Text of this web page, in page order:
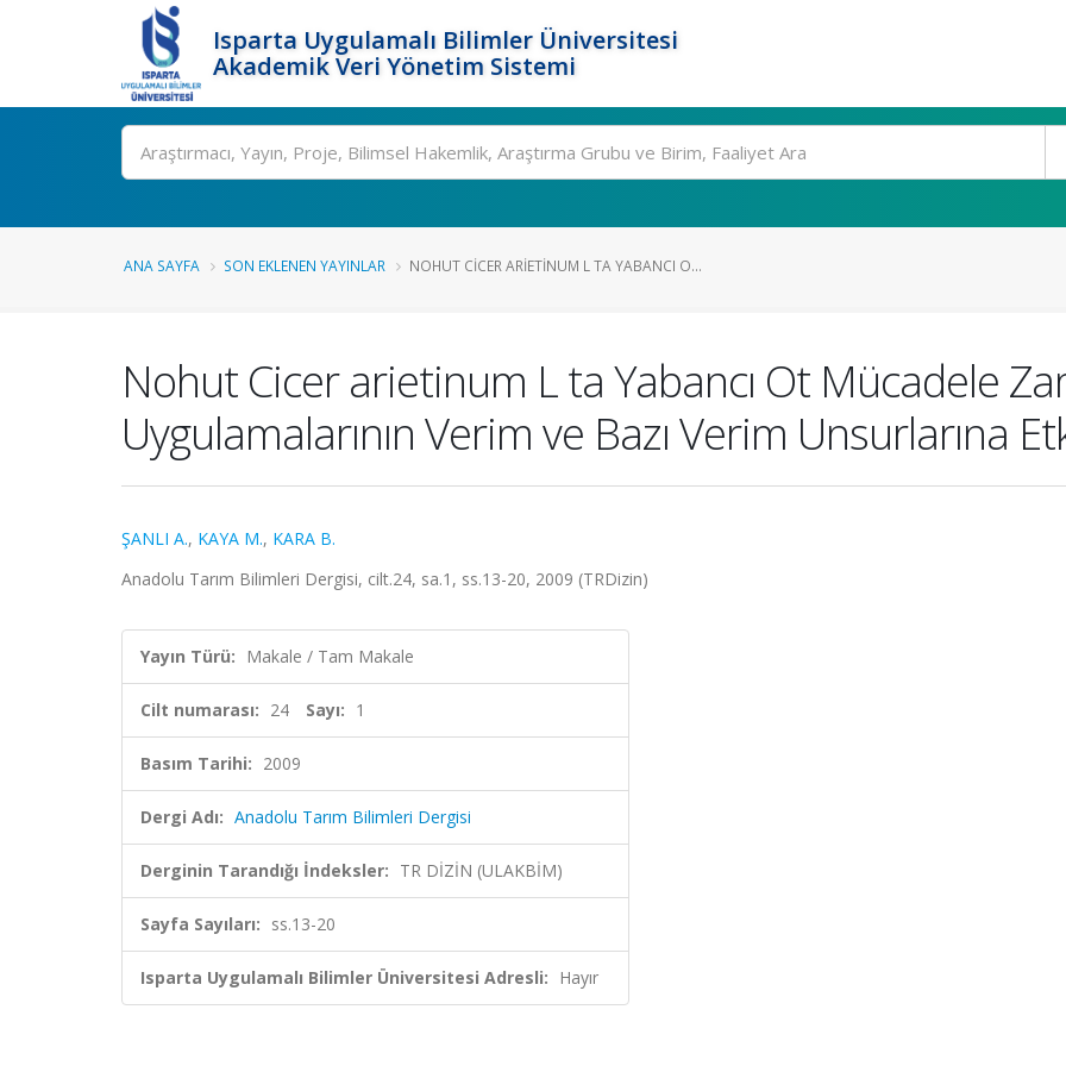
Isparta Uygulamalı Bilimler Üniversitesi
Akademik Veri Yönetim Sistemi
Ara
ANA SAYFA SON EKLENEN YAYINLAR NOHUT CICER ARIETINUM L TA YABANCI O...
Nohut Cicer arietinum L ta Yabancı Ot Mücadele
Uygulamalarının Verim ve Bazı Verim Unsurlarına
ŞANLI A., KAYA M., KARA B.
Anadolu Tarım Bilimleri Dergisi, cilt.24, sa.1, ss.13-20, 2009 (TRDizin)
Yayın Türü: Makale / Tam Makale
Cilt numarası: 24 Sayı: 1
Basım Tarihi: 2009
Dergi Adı: Anadolu Tarım Bilimleri Dergisi
Derginin Tarandığı İndeksler: TR DİZİN (ULAKBİM)
Sayfa Sayıları: ss.13-20
Isparta Uygulamalı Bilimler Üniversitesi Adresli: Hayır